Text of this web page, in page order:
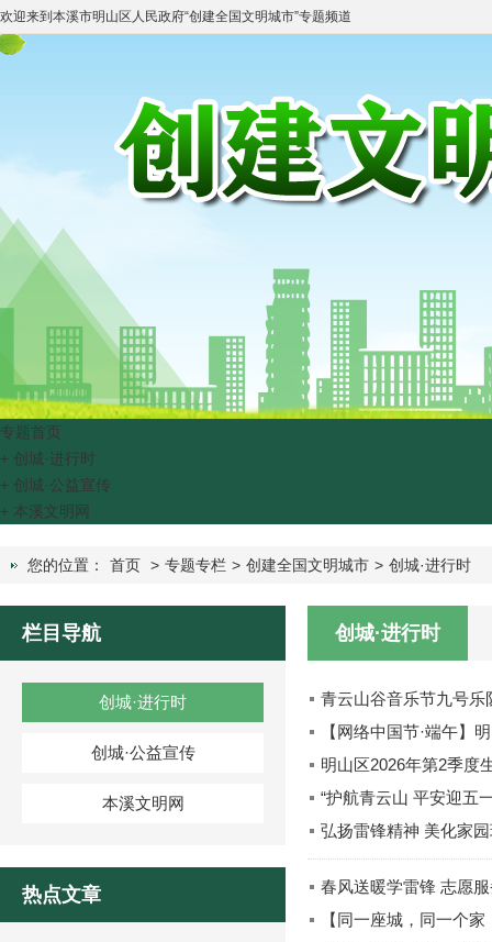
欢迎来到 本溪市明山区人民政府“创建全国文明城市”专题频道
专题首页
+ 创城·进行时
+ 创城·公益宣传
+ 本溪文明网
您的位置： 首页 > 专题专栏 > 创建全国文明城市 > 创城·进行时
栏目导航
创城·进行时
创城·公益宣传
本溪文明网
热点文章
创城·进行时
青云山谷音乐节九号乐
【网络中国节·端午】
明山区2026年第2季度
“护航青云山 平安迎五
弘扬雷锋精神 美化家
春风送暖学雷锋 志愿
【同一座城，同一个